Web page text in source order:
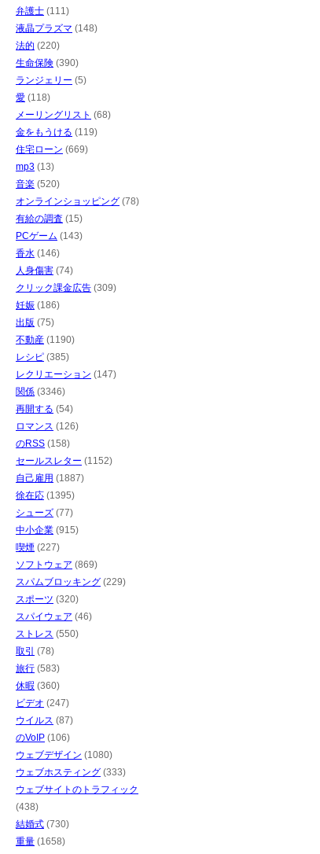
弁護士 (111)
液晶プラズマ (148)
法的 (220)
生命保険 (390)
ランジェリー (5)
愛 (118)
メーリングリスト (68)
金をもうける (119)
住宅ローン (669)
mp3 (13)
音楽 (520)
オンラインショッピング (78)
有給の調査 (15)
PCゲーム (143)
香水 (146)
人身傷害 (74)
クリック課金広告 (309)
妊娠 (186)
出版 (75)
不動産 (1190)
レシピ (385)
レクリエーション (147)
関係 (3346)
再開する (54)
ロマンス (126)
のRSS (158)
セールスレター (1152)
自己雇用 (1887)
徐在応 (1395)
シューズ (77)
中小企業 (915)
喫煙 (227)
ソフトウェア (869)
スパムブロッキング (229)
スポーツ (320)
スパイウェア (46)
ストレス (550)
取引
(78)
旅行 (583)
休暇 (360)
ビデオ (247)
ウイルス (87)
のVoIP (106)
ウェブデザイン (1080)
ウェブホスティング (333)
ウェブサイトのトラフィック
(438)
結婚式 (730)
重量 (1658)